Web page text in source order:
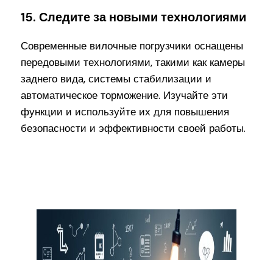
15. Следите за новыми технологиями
Современные вилочные погрузчики оснащены
передовыми технологиями, такими как камеры
заднего вида, системы стабилизации и
автоматическое торможение. Изучайте эти
функции и используйте их для повышения
безопасности и эффективности своей работы.